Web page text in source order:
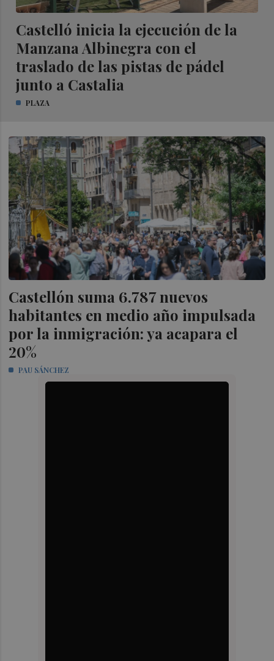
Castelló inicia la ejecución de la
Manzana Albinegra con el
traslado de las pistas de pádel
junto a Castalia
PLAZA
Castellón suma 6.787 nuevos
habitantes en medio año impulsada
por la inmigración: ya acapara el
20%
PAU SÁNCHEZ